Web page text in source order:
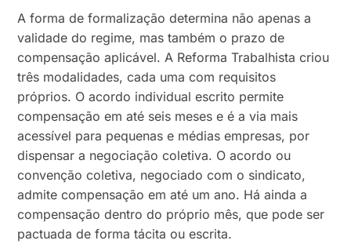
A forma de formalização determina não apenas a
validade do regime, mas também o prazo de
compensação aplicável. A Reforma Trabalhista criou
três modalidades, cada uma com requisitos
próprios. O acordo individual escrito permite
compensação em até seis meses e é a via mais
acessível para pequenas e médias empresas, por
dispensar a negociação coletiva. O acordo ou
convenção coletiva, negociado com o sindicato,
admite compensação em até um ano. Há ainda a
compensação dentro do próprio mês, que pode ser
pactuada de forma tácita ou escrita.